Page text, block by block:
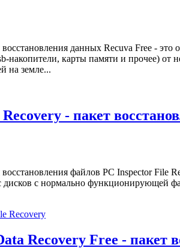
данных Recuva Free -
накопители, карты памяти и прочее) от
на земле...
- пакет
восстановления файлов PC Inspector
дисков с нормально функционирующей
Recovery
Recovery Free - пакет